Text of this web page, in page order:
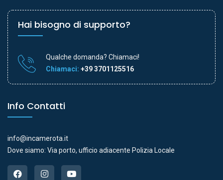
Hai bisogno di supporto?
Qualche domanda? Chiamaci!
Chiamaci: +39 3701125516
Info Contatti
info@incamerota.it
Dove siamo: Via porto, ufficio adiacente Polizia Locale